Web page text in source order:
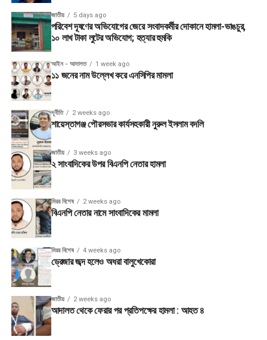
জাতীয় 5 days ago
পরিবেশ দূষণের অভিযোগের জেরে সংবাদকর্মীর দোকানে হামলা-ভাঙচুর,
১০ লাখ টাকা লুটের অভিযোগ; হত্যার হুমকি
আইন - আদালত 1 week ago
১১ জনের নাম উল্লেখ করে এনসিপির মামলা
দূর্নীতি 2 weeks ago
শায়েস্তাগঞ্জ পৌরসভার কার্যসহকারী নুরুল ইসলাম বদলি
জাতীয় 3 weeks ago
২ সাংবাদিকের উপর বিএনপি নেতার হামলা
মিরর বিশেষ 2 weeks ago
বিএনপি নেতার নামে সাংবাদিকের মামলা
মিরর বিশেষ 4 weeks ago
ড্রেজার জব্দ হলেও অধরা বালুখেকোরা
জাতীয় 2 weeks ago
আদালত থেকে ফেরার পর প্রতিপক্ষের হামলা : আহত ৪